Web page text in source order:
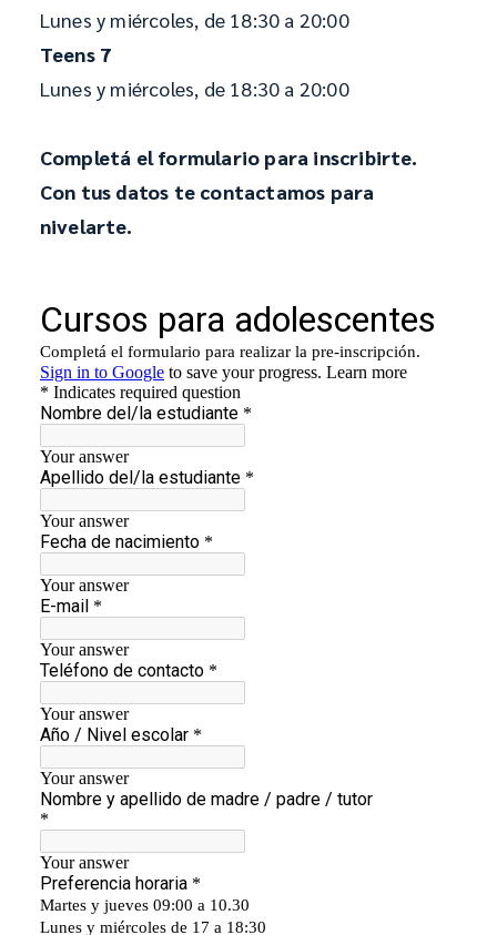
Lunes y miércoles, de 18:30 a 20:00
Teens 7
Lunes y miércoles, de 18:30 a 20:00
Completá el formulario para inscribirte.
Con tus datos te contactamos para
nivelarte.